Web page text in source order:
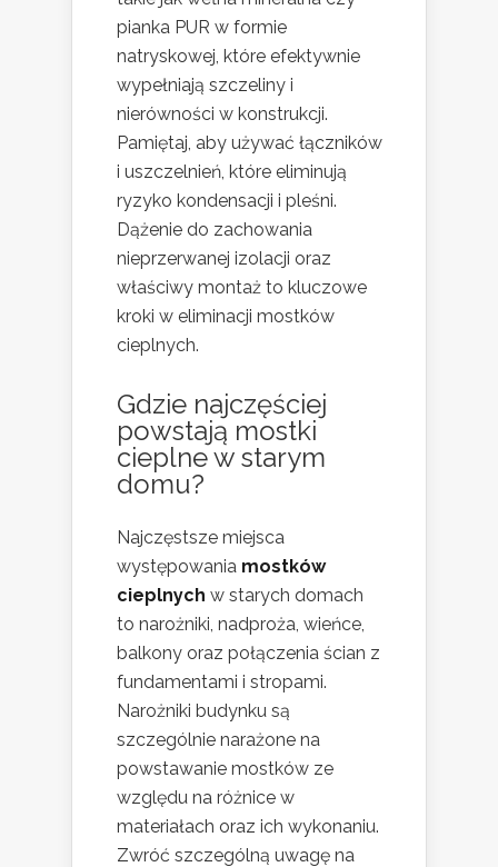
pianka PUR w formie
natryskowej, które efektywnie
wypełniają szczeliny i
nierówności w konstrukcji.
Pamiętaj, aby używać łączników
i uszczelnień, które eliminują
ryzyko kondensacji i pleśni.
Dążenie do zachowania
nieprzerwanej izolacji oraz
właściwy montaż to kluczowe
kroki w eliminacji mostków
cieplnych.
Gdzie najczęściej
powstają mostki
cieplne w starym
domu?
Najczęstsze miejsca
występowania mostków
cieplnych w starych domach
to narożniki, nadproża, wieńce,
balkony oraz połączenia ścian z
fundamentami i stropami.
Narożniki budynku są
szczególnie narażone na
powstawanie mostków ze
względu na różnice w
materiałach oraz ich wykonaniu.
Zwróć szczególną uwagę na